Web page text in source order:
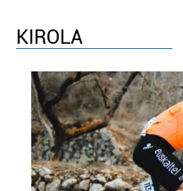
KIROLA